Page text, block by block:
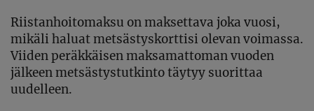
Riistanhoitomaksu on maksettava joka vuosi,
mikäli haluat metsästyskorttisi olevan voimassa.
Viiden peräkkäisen maksamattoman vuoden
jälkeen metsästystutkinto täytyy suorittaa
uudelleen.